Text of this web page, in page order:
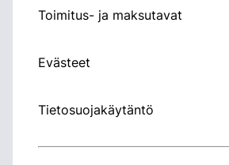
Toimitus- ja maksutavat
Evästeet
Tietosuojakäytäntö